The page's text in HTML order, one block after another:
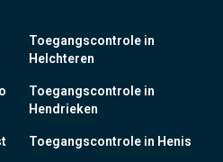
Toegangscontrole in
Helchteren
Toegangscontrole in
Hendrieken
Toegangscontrole in Henis